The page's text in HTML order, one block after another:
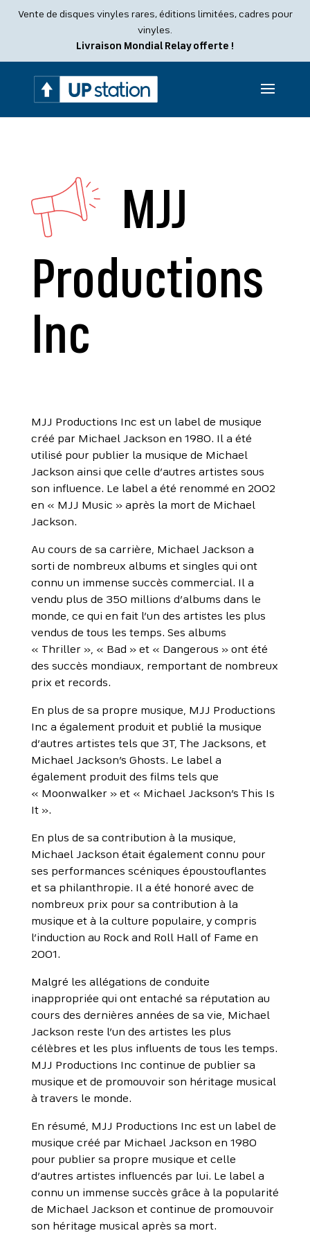
Vente de disques vinyles rares, éditions limitées, cadres pour
vinyles.
Livraison Mondial Relay offerte !
MJJ
Productions
Inc
MJJ Productions Inc est un label de musique
créé par Michael Jackson en 1980. Il a été
utilisé pour publier la musique de Michael
Jackson ainsi que celle d’autres artistes sous
son influence. Le label a été renommé en 2002
en « MJJ Music » après la mort de Michael
Jackson.
Au cours de sa carrière, Michael Jackson a
sorti de nombreux albums et singles qui ont
connu un immense succès commercial. Il a
vendu plus de 350 millions d’albums dans le
monde, ce qui en fait l’un des artistes les plus
vendus de tous les temps. Ses albums
« Thriller », « Bad » et « Dangerous » ont été
des succès mondiaux, remportant de nombreux
prix et records.
En plus de sa propre musique, MJJ Productions
Inc a également produit et publié la musique
d’autres artistes tels que 3T, The Jacksons, et
Michael Jackson’s Ghosts. Le label a
également produit des films tels que
« Moonwalker » et « Michael Jackson’s This Is
It ».
En plus de sa contribution à la musique,
Michael Jackson était également connu pour
ses performances scéniques époustouflantes
et sa philanthropie. Il a été honoré avec de
nombreux prix pour sa contribution à la
musique et à la culture populaire, y compris
l’induction au Rock and Roll Hall of Fame en
2001.
Malgré les allégations de conduite
inappropriée qui ont entaché sa réputation au
cours des dernières années de sa vie, Michael
Jackson reste l’un des artistes les plus
célèbres et les plus influents de tous les temps.
MJJ Productions Inc continue de publier sa
musique et de promouvoir son héritage musical
à travers le monde.
En résumé, MJJ Productions Inc est un label de
musique créé par Michael Jackson en 1980
pour publier sa propre musique et celle
d’autres artistes influencés par lui. Le label a
connu un immense succès grâce à la popularité
de Michael Jackson et continue de promouvoir
son héritage musical après sa mort.